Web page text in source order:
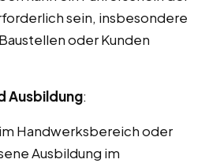
sein, insbesondere
oder Kunden
Ausbildung:
Handwerksbereich oder
Ausbildung im